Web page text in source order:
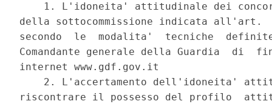
1. L'idoneita' attitudinale dei
della sottocommissione indicata
secondo  le  modalita'  tecniche
Comandante generale della Guardia  di
internet www.gdf.gov.it
2. L'accertamento dell'idoneita'
riscontrare il possesso del profilo